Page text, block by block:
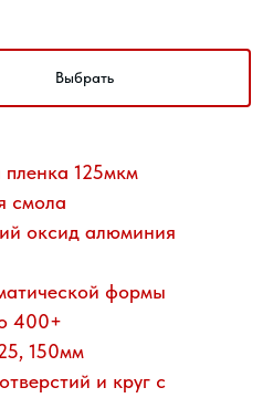
Выбрать
125мкм
смола
оксид алюминия
формы
400+
150мм
и круг с